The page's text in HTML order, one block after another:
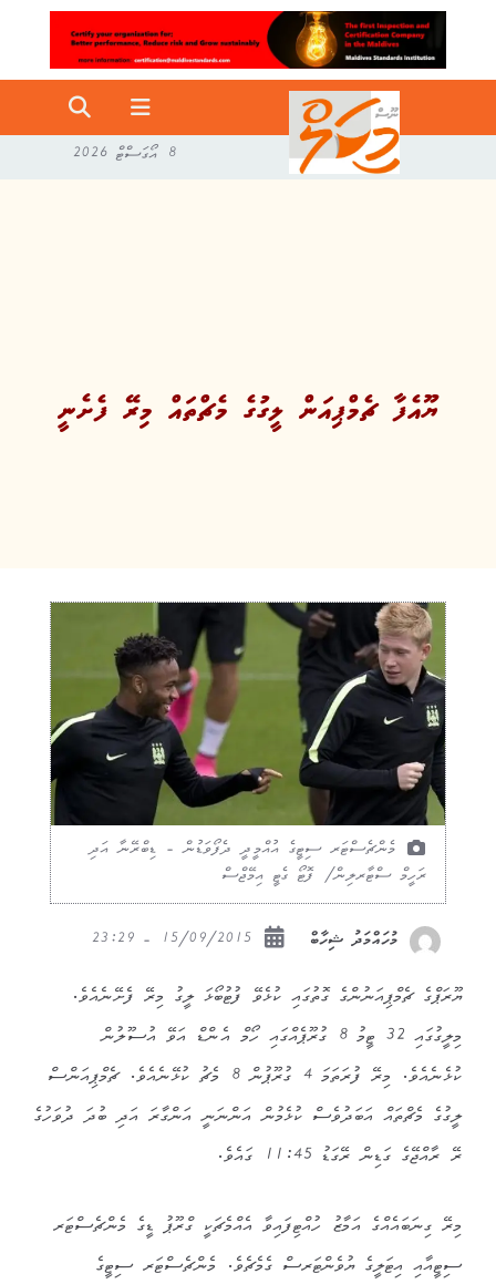
8 އޯގަސްޓް 2026
ޔޫއެފާ ޗެމްޕިއަން ލީގުގެ މެޗްތައް މިރޭ ފެށެނީ
މެންޗެސްޓަރ ސިޓީގެ އުއްމީދީ ދެފޯވަޑުން - ޑިބްރޭނާ އަދި
ރަހީމް ސްޓާރލިން/ ފޮޓޯ ގެޓީ އިމޭޖްސް
މުހައްމަދު ޝިހާބް
ޔޫރަޕްގެ ޗެމްޕިއަނުންގެ ގޮތުގައި ކުޅެވޭ ފުޓުބޯޅަ ލީގު މިރޭ ފެށޭނެއެވެ.
މިލީގުގައި 32 ޓީމު 8 ގުރޫޕެއްގައި ހޯމް އެންޑް އަވޭ އުސޫލުން
ކުޅެނެއެވެ. މިރޭ ފުރަތަމަ 4 ގުރޫޕުން 8 މެޗު ކުޅޭނެއެވެ. ޗެމްޕިއަންސް
ލީގުގެ މެޗްތައް އަބަދުވެސް ކުޅެމުން އަންނަނީ އަންގާރަ އަދި ބުދަ ދުވަހުގެ
ރޭ ރާއްޖޭގެ ގަޑިން ރޭގަޑު 11:45 ގައެވެ.
މިރޭ ގިނަބައެއްގެ އަމާޒު ހުއްޓިފައިވާ އެއްމެޗަކީ ގްރޫޕު ޑީގެ މެންޗެސްޓަރ
ސިޓީއާއި އިޓަލީގެ ޔުވެންޓަރސް ގެމެޗެވެ. މެންޗެސްޓަރ ސިޓީގެ